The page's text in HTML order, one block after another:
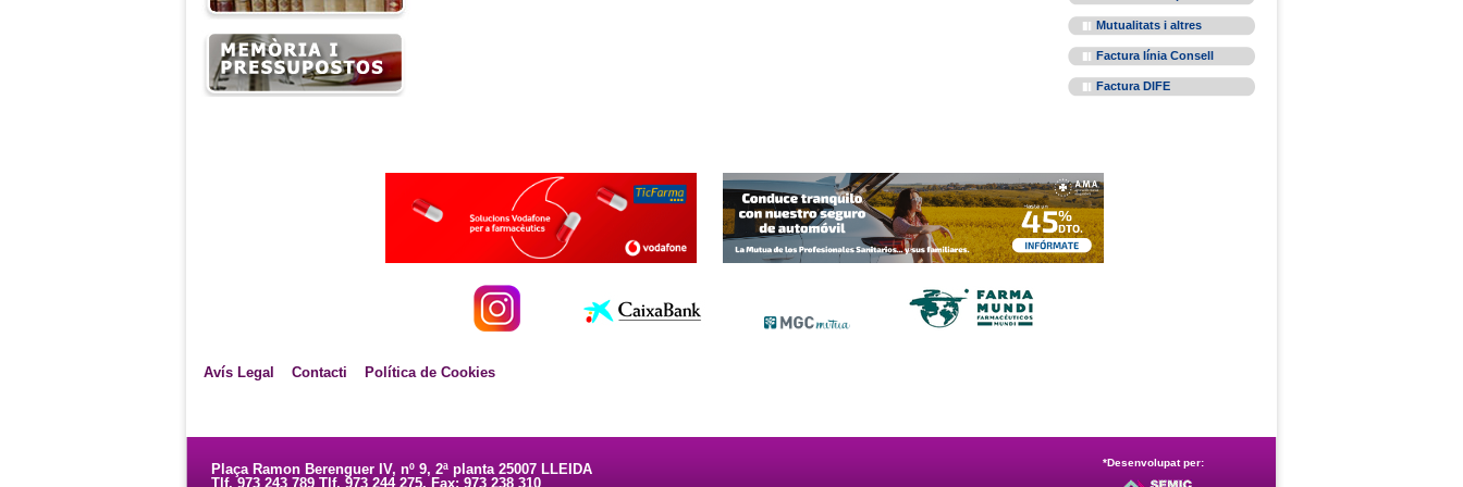
Mutualitats i altres
Factura línia Consell
Factura DIFE
Avís Legal Contacti Política de Cookies
Plaça Ramon Berenguer IV, nº 9, 2ª planta 25007 LLEIDA
Tlf. 973 243 789 Tlf. 973 244 275. Fax: 973 238 310
*Desenvolupat per: